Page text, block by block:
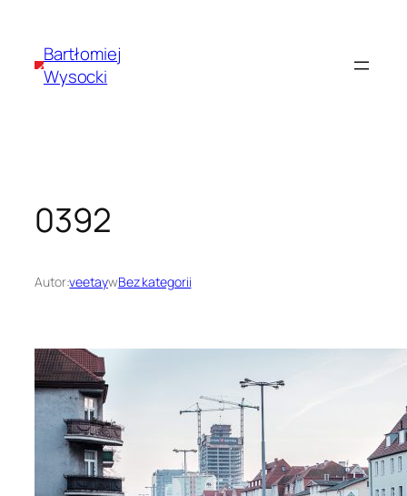
treściBartłomiej
Wysocki
0392
Autor:veetaywBez kategorii